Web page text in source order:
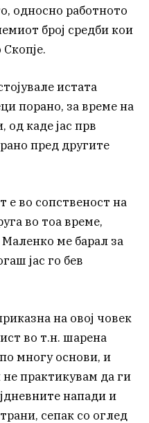
односно работното
број средби кои
истата
порано, за време на
каде јас прв
пред другите
е во сопственост на
во тоа време,
ме барал за
јас го бев
на овој човек
во т.н. шарена
многу основи, и
практикувам да ги
напади и
сепак со оглед